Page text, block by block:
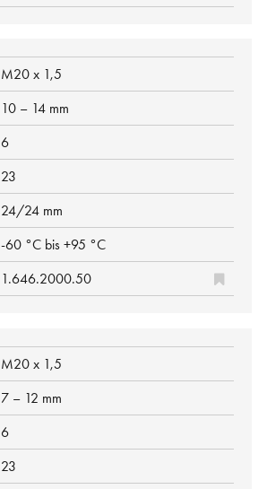
M20 x 1,5
10 – 14 mm
6
23
24/24 mm
-60 °C bis +95 °C
1.646.2000.50
M20 x 1,5
7 – 12 mm
6
23